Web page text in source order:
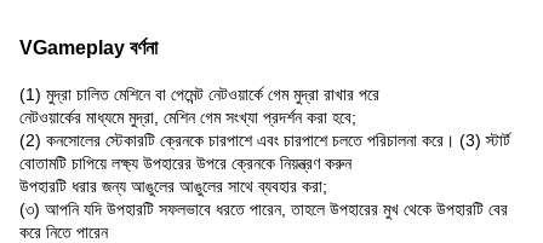
VGameplay বর্ণনা
(1) মুদ্রা চালিত মেশিনে বা পেমেন্ট নেটওয়ার্কে গেম মুদ্রা রাখার পরে
নেটওয়ার্কের মাধ্যমে মুদ্রা, মেশিন গেম সংখ্যা প্রদর্শন করা হবে;
(2) কনসোলের স্টেকারটি ক্রেনকে চারপাশে এবং চারপাশে চলতে পরিচালনা করে। (3) স্টার্ট
বোতামটি চাপিয়ে লক্ষ্য উপহারের উপরে ক্রেনকে নিয়ন্ত্রণ করুন
উপহারটি ধরার জন্য আঙুলের আঙুলের সাথে ব্যবহার করা;
(৩) আপনি যদি উপহারটি সফলভাবে ধরতে পারেন, তাহলে উপহারের মুখ থেকে উপহারটি বের
করে নিতে পারেন